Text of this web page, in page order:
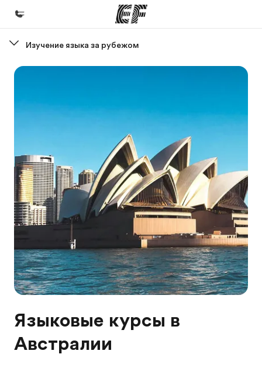
Добро пожаловать в EF
Найти ближайший офис
О нас
Кто мы
Карьера
Присоединиться к нашей команде
Изучение языка за рубежом
Языковые курсы в
Австралии